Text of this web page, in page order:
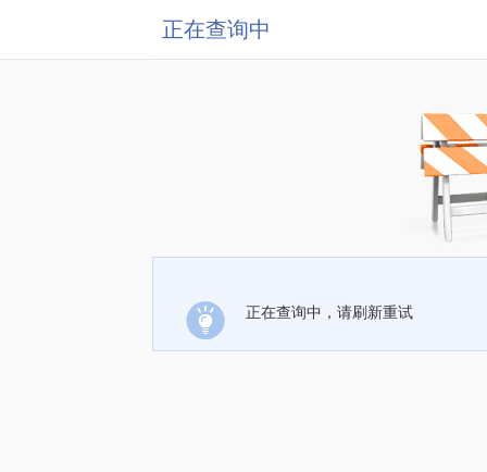
正在查询中
正在查询中，请刷新重试